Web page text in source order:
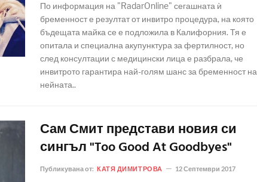
По информация на "RadarOnline" сегашната ѝ
бременност е резултат от инвитро процедура, на която
бъдещата майка се е подложила в Калифорния. Тя е
опитала и специална акупунктура за фертилност, но
след консултации с медицински лица е разбрала, че
инвитрото гарантира най-голям шанс за бременност на
нейната..
Сам Смит представи новия си
сингъл "Too Good At Goodbyes"
Публикувана от: КАТЯ ДИМИТРОВА 12 Септември 2017